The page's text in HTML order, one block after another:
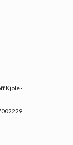
Kjole ·